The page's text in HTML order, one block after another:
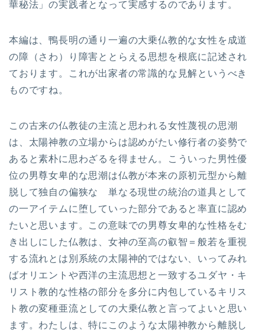
華秘法」の実践者となって実感するのであります。
本編は、鴨長明の通り一遍の大乗仏教的な女性を成道
の障（さわ）り障害ととらえる思想を根底に記述され
ております。これが出家者の常識的な見解というべき
ものですね。
この古来の仏教徒の主流と思われる女性蔑視の思潮
は、太陽神教の立場からは認めがたい修行者の姿勢で
あると素朴に思わざるを得ません。こういった男性優
位の男尊女卑的な思潮は仏教が本来の原初元型から離
脱して独自の偏狭な 単なる現世の統治の道具として
の一アイテムに堕していった部分であると率直に認め
たいと思います。この意味での男尊女卑的な性格をむ
き出しにした仏教は、女神の至高の叡智＝般若を重視
する流れとは別系統の太陽神的ではない、いってみれ
ばオリエントや西洋の主流思想と一致するユダヤ・キ
リスト教的な性格の部分を多分に内包しているキリス
ト教の変種亜流としての大乗仏教と言ってよいと思い
ます。わたしは、特にこのような太陽神教から離脱し